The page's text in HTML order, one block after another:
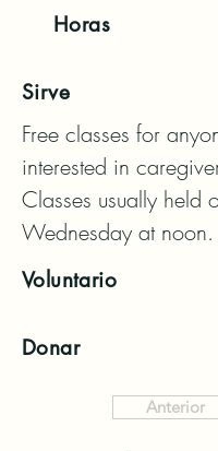
Horas
Sirve
Free classes for
interested in
Classes usually held
Wednesday at noon.
Voluntario
Donar
Anterior